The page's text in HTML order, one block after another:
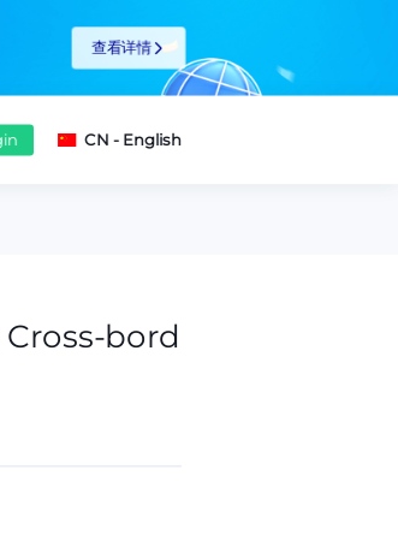
查看详情
bord